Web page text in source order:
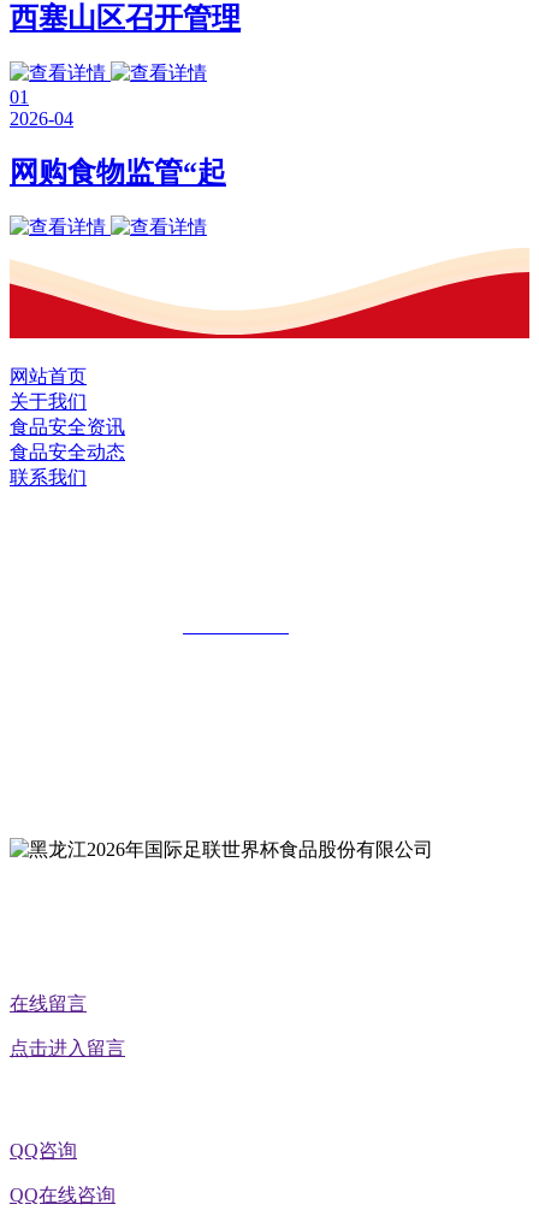
西塞山区召开管理
01
2026-04
网购食物监管“起
网站首页
关于我们
食品安全资讯
食品安全动态
联系我们
在线留言
点击进入留言
QQ咨询
QQ在线咨询